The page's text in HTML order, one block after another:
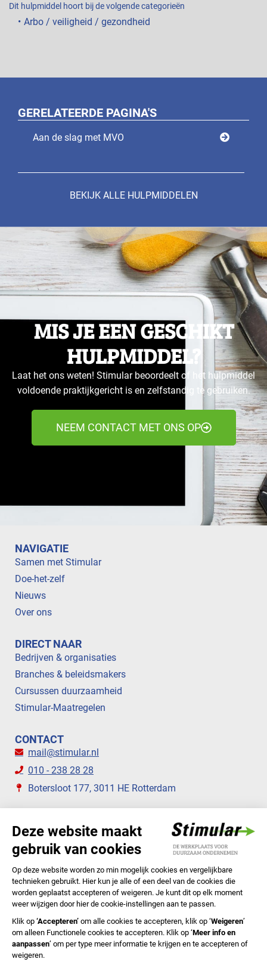
Dit hulpmiddel hoort bij de volgende categorieën
Arbo / veiligheid / gezondheid
GERELATEERDE PAGINA'S
Aan de slag met MVO
BEKIJK ALLE HULPMIDDELEN
MIS JE EEN GESCHIKT
HULPMIDDEL?
Laat het ons weten! Stimular beoordeelt of het hulpmiddel
voldoende praktijkgericht is en zelfstandig te gebruiken.
NEEM CONTACT MET ONS OP
NAVIGATIE
Samen met Stimular
Doe-het-zelf
Nieuws
Over ons
DIRECT NAAR
Bedrijven & organisaties
Branches & beleidsmakers
Cursussen duurzaamheid
Stimular-Maatregelen
CONTACT
mail@stimular.nl
010 - 238 28 28
Botersloot 177, 3011 HE Rotterdam
STIMULAR NIEUWSBRIEVEN
ABONNEER NU
Privacyverklaring Cookiebeleid Colofon Disclaimer
In English